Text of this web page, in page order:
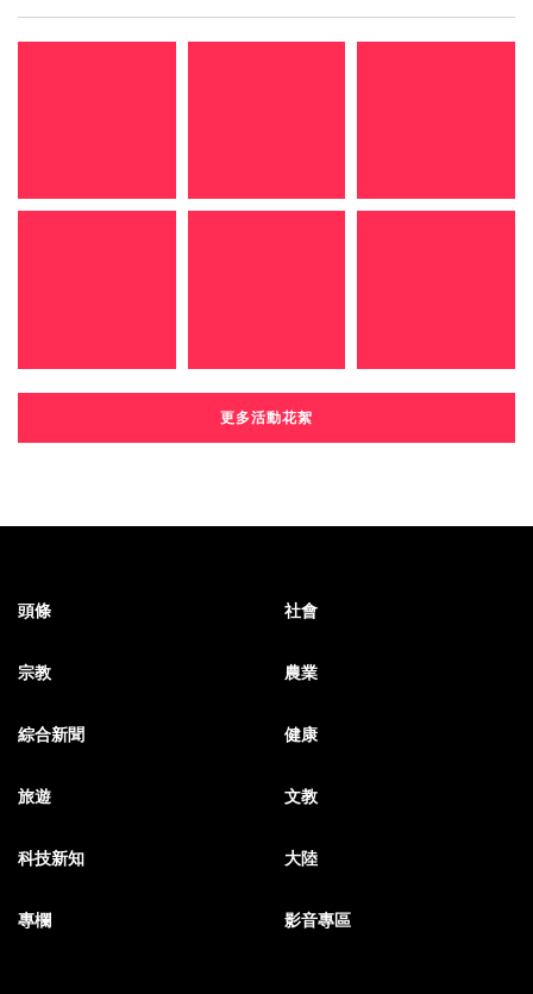
更多活動花絮
頭條 社會
宗教 農業
綜合新聞 健康
旅遊 文教
科技新知 大陸
專欄 影音專區